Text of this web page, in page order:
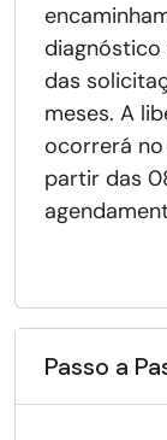
das
meses. A
ocorrerá
partir das
Passo a